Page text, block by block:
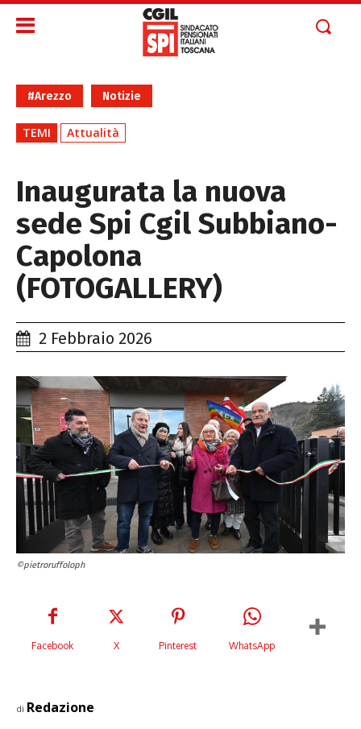
#Arezzo Notizie
TEMI Attualità
Inaugurata la nuova
sede Spi Cgil Subbiano-
Capolona
(FOTOGALLERY)
2 Febbraio 2026
©pietroruffoloph
Facebook X Pinterest WhatsApp
di Redazione